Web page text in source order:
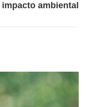
impacto ambiental